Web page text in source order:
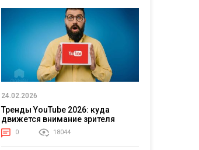
24.02.2026
Тренды YouTube 2026: куда
движется внимание зрителя
0 18044